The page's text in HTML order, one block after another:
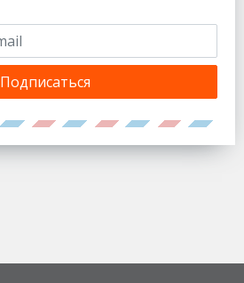
Подписаться